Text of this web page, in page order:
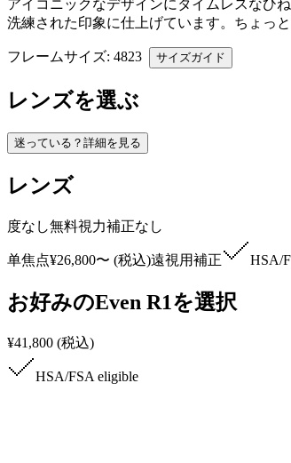
アイコニックなデザインにタイムレスなひ
洗練された印象に仕上げています。ちょっ
フレームサイズ: 4823 サイズガイド
レンズを選ぶ
迷っている？詳細を見る
レンズ
度なし無料視力補正なし
单焦点¥26,800〜 (税込)遠視用補正 HSA/
お好みのEven R1を選択
¥41,800 (税込)
HSA/FSA eligible